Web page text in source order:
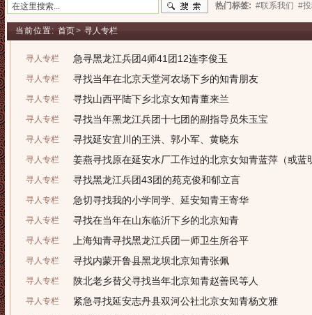
热门标签: #联系我们 #
当前位置: 首页> 寻人专栏
寻人专栏 急寻黑龙江兵团4师41团12连李俊玉
寻人专栏 寻找当年在北京天堂河农场下乡的知青朋友
寻人专栏 寻找山西平陆下乡北京女知青董来兰
寻人专栏 寻找当年黑龙江兵团十七团的副指导员朱玉宝
寻人专栏 寻找延安宜川的王洪、郭小军、黄晓东
寻人专栏 姜燕寻找原在延安水厂工作过的北京女知青蓝萍（或蓝
寻人专栏 寻找黑龙江兵团43团的苑克俊和郁立言
寻人专栏 急切寻找我的小学同学、延安知青王寄华
寻人专栏 寻找在当年在山东临沂下乡的北京知青
寻人专栏 上海知青寻找黑龙江兵团一师卫生所谷平
寻人专栏 寻找内蒙开鲁县黑龙坝北京知青张佩
寻人专栏 陕北老乡替父寻找当年北京知青赵善民等人
寻人专栏 紧急寻找延安志丹县双河公社北京女知青杨文雅